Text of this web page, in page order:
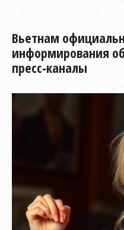
Вьетнам
информирования
пресс‑каналы